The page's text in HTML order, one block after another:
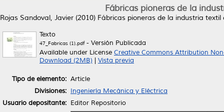
Fábricas pioneras de la
Rojas Sandoval, Javier (2010) Fábricas pioneras de la industria
Texto
47_Fabricas (1).pdf- Versión Publicada
Available under License Creative Commons Attribution
Download (2MB)
Vista previa
Tipo de elemento: Article
Divisiones: Ingeniería Mecánica y Eléctrica
Usuario depositante: Editor Repositorio